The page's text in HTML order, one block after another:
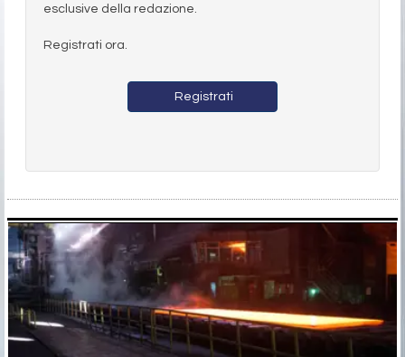
esclusive della redazione.
Registrati ora.
Registrati